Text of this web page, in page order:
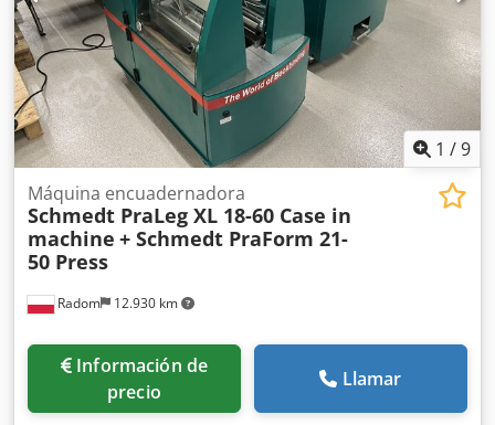
error y omisión.
1 /9
Radom 12.930 km
Máquina encuadernadora
Schmedt PraLeg XL 18-60 Case in
machine + Schmedt PraForm 21-
50 Press
Información de
precio
Llamar